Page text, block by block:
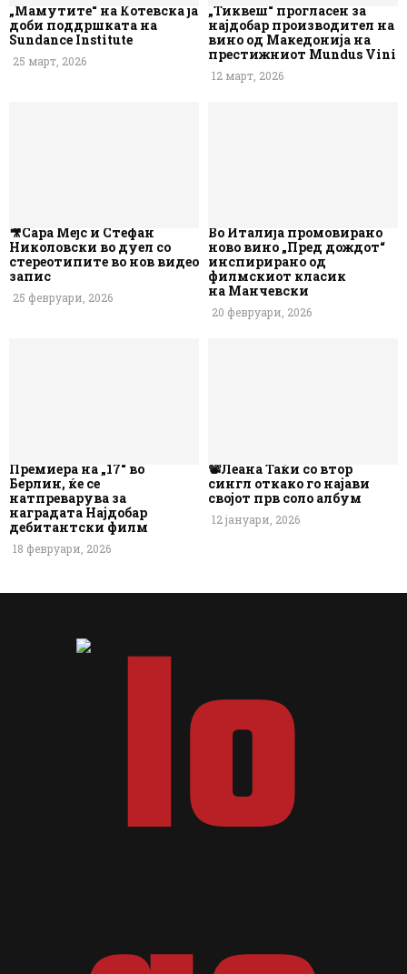
„Мамутите“ на Котевска ја
доби поддршката на
Sundance Institute
25 март, 2026
„Тиквеш“ прогласен за
најдобар производител на
вино од Македонија на
престижниот Mundus Vini
12 март, 2026
🎥Сара Мејс и Стефан
Николовски во дуел со
стереотипите во нов видео
запис
25 февруари, 2026
Во Италија промовирано
ново вино „Пред дождот“
инспирирано од
филмскиот класик
на Манчевски
20 февруари, 2026
Премиера на „17“ во
Берлин, ќе се
натпреварува за
наградата Најдобар
дебитантски филм
18 февруари, 2026
📽️Леана Таќи со втор
сингл откако го најави
својот прв соло албум
12 јануари, 2026